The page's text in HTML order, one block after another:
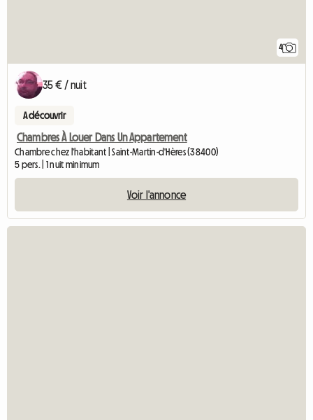
4
35 € / nuit
A découvrir
Chambres À Louer Dans Un Appartement
Chambre chez l'habitant | Saint-Martin-d'Hères (38400)
5 pers. | 1 nuit minimum
Voir l'annonce